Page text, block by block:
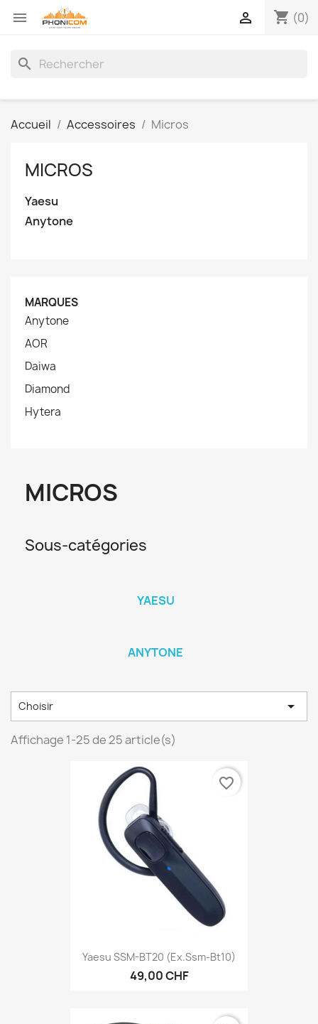
 shopping_cart (0)

search
Accueil Accessoires Micros
MICROS
Yaesu
Anytone
MARQUES
Anytone
AOR
Daiwa
Diamond
Hytera
MICROS
Sous-catégories
YAESU
ANYTONE
Choisir 
Affichage 1-25 de 25 article(s)
Yaesu SSM-BT20 (ex.ssm-Bt10)
49,00 CHF
favorite_border